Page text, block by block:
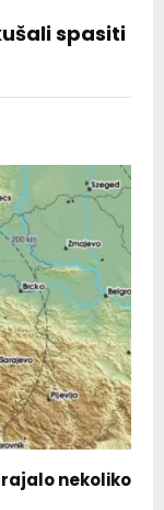
spasiti
nekoliko